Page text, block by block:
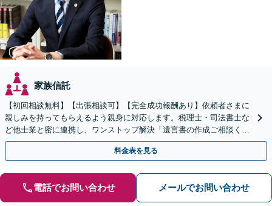
家族信託
【初回相談無料】【出張相談可】【完全成功報酬あり】依頼者さまに
親しみを持ってもらえるよう親身に対応します。税理士・司法書士な
ど他士業と密に連携し、ワンストップ解決「遺言書の作成ご相談くだ
さい／相続での揉め事を未然に防ぐ」【休日・夜間相談可】
料金表を見る
電話でお問い合わせ メールでお問い合わせ